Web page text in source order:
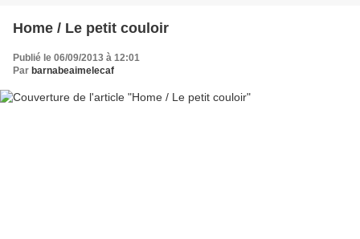
Home / Le petit couloir
Publié le 06/09/2013 à 12:01
Par barnabeaimelecaf